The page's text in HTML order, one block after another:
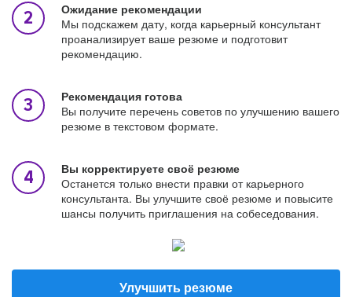
Ожидание рекомендации
Мы подскажем дату, когда карьерный консультант
проанализирует ваше резюме и подготовит
рекомендацию.
Рекомендация готова
Вы получите перечень советов по улучшению вашего
резюме в текстовом формате.
Вы корректируете своё резюме
Останется только внести правки от карьерного
консультанта. Вы улучшите своё резюме и повысите
шансы получить приглашения на собеседования.
Улучшить резюме